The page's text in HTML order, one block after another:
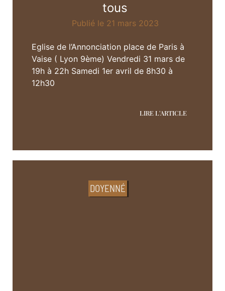
tous
Publié le 21 mars 2023
Eglise de l’Annonciation place de Paris à
Vaise ( Lyon 9ème) Vendredi 31 mars de
19h à 22h Samedi 1er avril de 8h30 à
12h30
LIRE L'ARTICLE
DOYENNÉ